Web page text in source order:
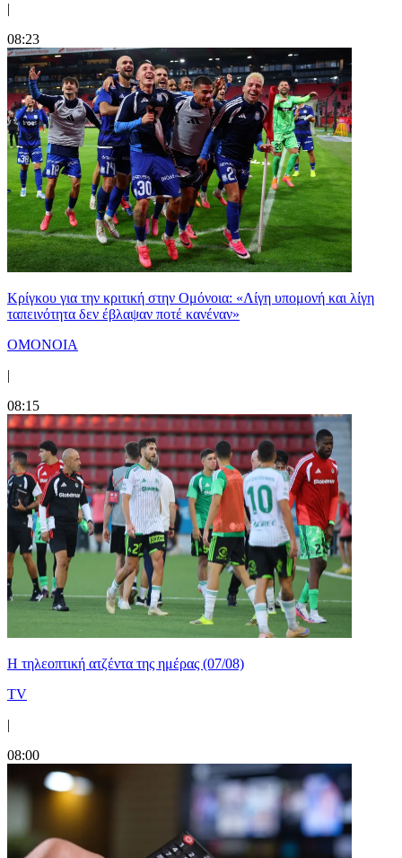
|
08:23
Κρίγκου για την κριτική στην Ομόνοια: «Λίγη υπομονή και λίγη
ταπεινότητα δεν έβλαψαν ποτέ κανέναν»
ΟΜΟΝΟΙΑ
|
08:15
Η τηλεοπτική ατζέντα της ημέρας (07/08)
TV
|
08:00